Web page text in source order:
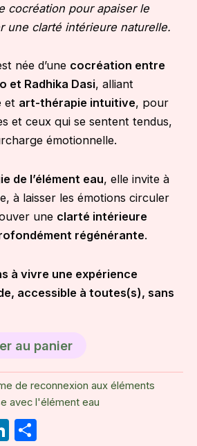
cocréation pour apaiser le
une clarté intérieure naturelle.
née d’une cocréation entre
et Radhika Dasi, alliant
et art-thérapie intuitive, pour
et ceux qui se sentent tendus,
émotionnelle.
de l’élément eau, elle invite à
à laisser les émotions circuler
une clarté intérieure
régénérante.
à vivre une expérience
accessible à toutes(s), sans
au panier
de reconnexion aux éléments
avec l'élément eau
LinkedIn